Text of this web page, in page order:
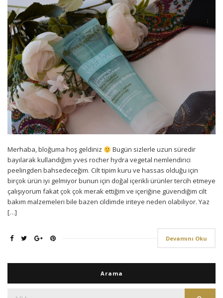
Merhaba, bloğuma hoş geldiniz
Bugün sizlerle uzun süredir
bayılarak kullandığım yves rocher hydra vegetal nemlendirici
peelingden bahsedeceğim. Cilt tipim kuru ve hassas olduğu için
birçok ürün iyi gelmiyor bunun için doğal içerikli ürünler tercih etmeye
çalışıyorum fakat çok çok merak ettiğim ve içeriğine güvendiğim cilt
bakım malzemeleri bile bazen cildimde iriteye neden olabiliyor. Yaz
[…]
Devamını Oku
Arama